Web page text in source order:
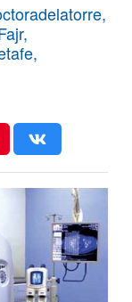
,
,
,